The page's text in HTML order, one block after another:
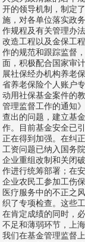
开的领导机制，制定
施，对各单位落实政
作规程及有关管理办
改造工程以及金保工
作的规范和跟踪监督
面，积极配合国家审
展社保经办机构养老
省养老保险个人账户
动用社保基金案件的
管理监督工作的通知
查出的问题，建立基
作。目前基金安全已
正在得到加强。在纠
工资问题已纳入国务
企业重组改制和关闭
作进行统筹部署；在
企业农民工参加工伤
医疗服务中的不正之
织了专项检查。这些
在肯定成绩的同时，
不足和薄弱环节，上
我们在基金管理监督